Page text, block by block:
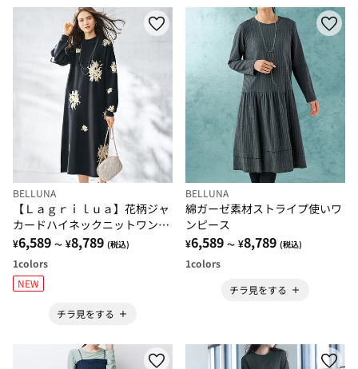
BELLUNA
【Ｌａｇｒｉｌｕａ】花柄ジャ
カードハイネックニットワンピ
ース
¥6,589 ～ ¥8,789 (税込)
1colors
NEW
チラ見をする
BELLUNA
綿ガーゼ素材ストライプ使いワ
ンピース
¥6,589 ～ ¥8,789 (税込)
1colors
チラ見をする